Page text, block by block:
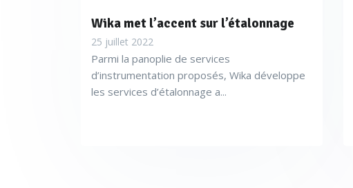
Wika met l’accent sur l’étalonnage
25 juillet 2022
Parmi la panoplie de services
d’instrumentation proposés, Wika développe
les services d’étalonnage a...